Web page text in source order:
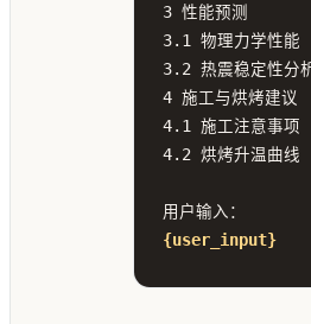
3 性能预测
3.1 物理力学性能
3.2 热震稳定性分
4 施工与烘烤建议
4.1 施工注意事项
4.2 烘烤升温曲线
{user_input}